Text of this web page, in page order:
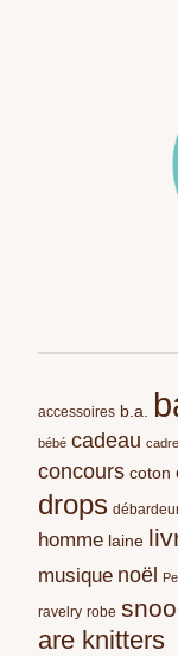
accessoires b.a.
bébé cadeau cadre
concours coton
drops
homme laine
musique noël
ravelry robe
are knitters